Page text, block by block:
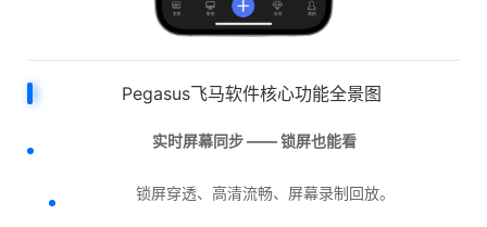
Pegasus飞马软件核心功能全景图
实时屏幕同步 —— 锁屏也能看
锁屏穿透、高清流畅、屏幕录制回放。